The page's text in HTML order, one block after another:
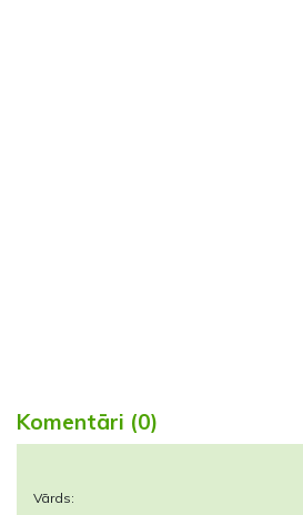
Komentāri (0)
Vārds: